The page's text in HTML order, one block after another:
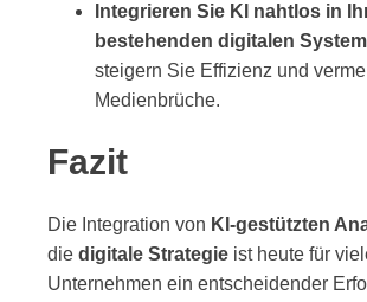
Integrieren Sie KI nahtlos in
bestehenden digitalen
steigern Sie Effizienz und
Medienbrüche.
Fazit
Die Integration von KI-gestützten
die digitale Strategie ist heute für
Unternehmen ein entscheidender